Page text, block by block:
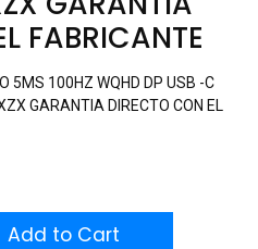
FABRICANTE
5MS 100HZ WQHD DP USB -C
GARANTIA DIRECTO CON EL
Add to Cart